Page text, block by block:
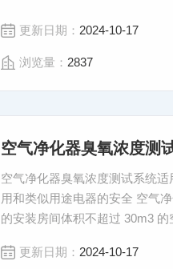
更新日期： 2024-10-17
浏览量： 2837
空气净化器臭氧浓度测
空气净化器臭氧浓度测试系统适
用和类似用途电器的安全 空气
的安装房间体积不超过 30m3
更新日期： 2024-10-17